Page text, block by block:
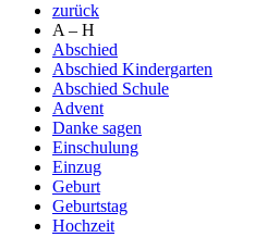
zurück
A – H
Abschied
Abschied Kindergarten
Abschied Schule
Advent
Danke sagen
Einschulung
Einzug
Geburt
Geburtstag
Hochzeit